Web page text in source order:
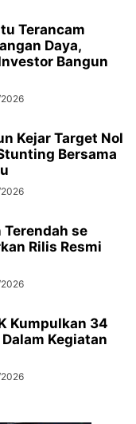
Terancam
Daya,
Bangun
Kejar Target Nol
Bersama
se
Rilis Resmi
Kumpulkan 34
Kegiatan